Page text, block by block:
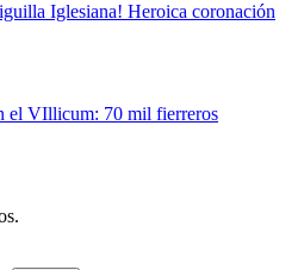
Iglesiana! Heroica coronación
el VIllicum: 70 mil fierreros